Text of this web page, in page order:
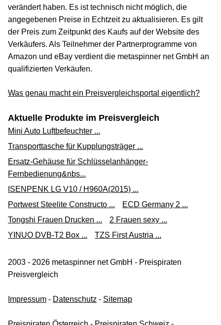
verändert haben. Es ist technisch nicht möglich, die
angegebenen Preise in Echtzeit zu aktualisieren. Es gilt
der Preis zum Zeitpunkt des Kaufs auf der Website des
Verkäufers. Als Teilnehmer der Partnerprogramme von
Amazon und eBay verdient die metaspinner net GmbH an
qualifizierten Verkäufen.
Was genau macht ein Preisvergleichsportal eigentlich?
Aktuelle Produkte im Preisvergleich
Mini Auto Luftbefeuchter ...
Transporttasche für Kupplungsträger ...
Ersatz-Gehäuse für Schlüsselanhänger-
Fernbedienung&nbs...
ISENPENK LG V10 / H960A(2015) ...
Portwest Steelite Constructo ...
ECD Germany 2 ...
Tongshi Frauen Drucken ...
2 Frauen sexy ...
YINUO DVB-T2 Box ...
TZS First Austria ...
2003 - 2026 metaspinner net GmbH - Preispiraten
Preisvergleich
Impressum - Datenschutz - Sitemap